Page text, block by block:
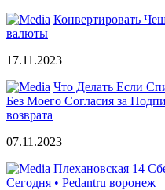
Конвертировать
валюты
17.11.2023
Что Делать Если
Без Моего Согласия за
возврата
07.11.2023
Плехановская 14
Сегодня • Pedantru воронеж